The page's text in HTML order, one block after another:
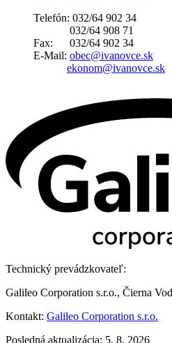
Telefón: 032/64 902 34
032/64 908 71
Fax: 032/64 902 34
E-Mail: obec@ivanovce.sk
ekonom@ivanovce.sk
Technický prevádzkovateľ:
Galileo Corporation s.r.o., Čierna
Kontakt: Galileo Corporation s.r.o.
Posledná aktualizácia: 5. 8. 2026